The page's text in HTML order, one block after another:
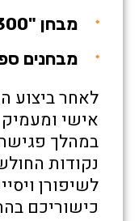
מבחן "300"
מבחנים
לאחר ביצוע
אישי
במהלך
נקודות
לשיפורן
כישוריכם